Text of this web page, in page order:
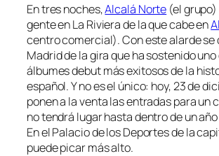
En tres noches,Alcalá Norte (el
gente en La Riviera de la que cabe en
centro comercial). Con este alarde se
Madrid de la gira que ha sostenido uno
álbumes debut más exitosos de la
español. Y no es el único: hoy, 23 de
ponen a la venta las entradas para un
no tendrá lugar hasta dentro de un
En el Palacio de los Deportes de la
puede picar más alto.